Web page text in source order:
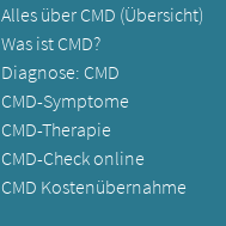
Alles über CMD (Übersicht)
Was ist CMD?
Diagnose: CMD
CMD-Symptome
CMD-Therapie
CMD-Check online
CMD Kostenübernahme